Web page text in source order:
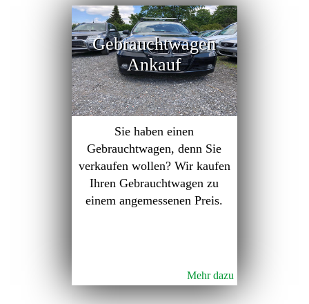
Gebrauchtwagen
Ankauf
Sie haben einen
Gebrauchtwagen, denn Sie
verkaufen wollen? Wir kaufen
Ihren Gebrauchtwagen zu
einem angemessenen Preis.
Mehr dazu